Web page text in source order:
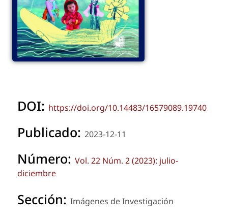
DOI: https://doi.org/10.14483/16579089.19740
Publicado: 2023-12-11
Número: Vol. 22 Núm. 2 (2023): julio-
diciembre
Sección: Imágenes de Investigación